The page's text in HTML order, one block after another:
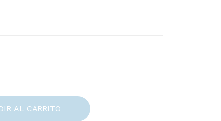
AL CARRITO